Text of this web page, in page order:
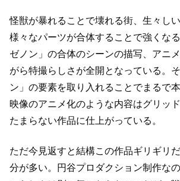
怪獣が暴れることで壊れる街、生々し
様々なパーツが合体することで強くな
ゼノン」の合体のシーンの描写、 アニ
がら特撮らしさが全開となっている。
ン」の要素を取り入れることでまるで
映像のアニメ化のような内容はグリッ
たまらない作品に仕上がっている。
ただ今見返すと結構この作品ギリギリ
分が多い。
円谷プロダクション制作な